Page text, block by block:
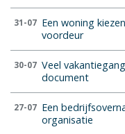
31-07 Een woning
voordeur
30-07 Veel
document
27-07 Een
organisatie